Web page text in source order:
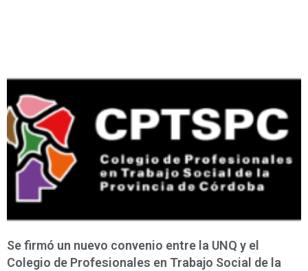
Se firmó un nuevo convenio entre la UNQ y el
Colegio de Profesionales en Trabajo Social de la